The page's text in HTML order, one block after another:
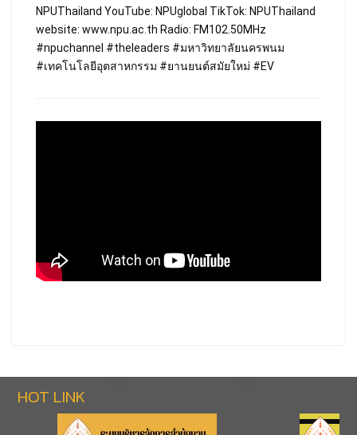
NPUThailand YouTube: NPUglobal TikTok: NPUThailand
website: www.npu.ac.th Radio: FM102.50MHz
#npuchannel #theleaders #มหาวิทยาลัยนครพนม
#เทคโนโลยีอุตสาหกรรม #ยานยนต์สมัยใหม่ #EV
HOT LINK